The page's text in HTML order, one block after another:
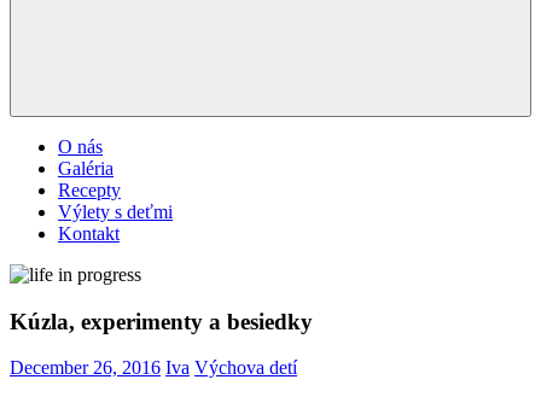
O nás
Galéria
Recepty
Výlety s deťmi
Kontakt
Kúzla, experimenty a besiedky
December 26, 2016 Iva Výchova detí